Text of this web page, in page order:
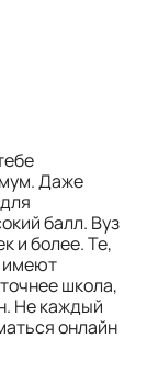
Даже
балл. Вуз
и более. Те,
имеют
школа,
Не каждый
онлайн